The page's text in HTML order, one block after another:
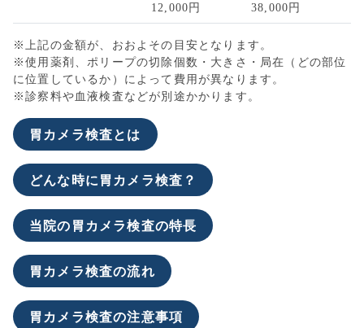
12,000円
38,000円
※上記の金額が、おおよその目安となります。
※使用薬剤、ポリープの切除個数・大きさ・局在（どの部位
に位置しているか）によって費用が異なります。
※診察料や血液検査などが別途かかります。
胃カメラ検査とは
どんな時に胃カメラ検査？
当院の胃カメラ検査の特長
胃カメラ検査の流れ
胃カメラ検査の注意事項